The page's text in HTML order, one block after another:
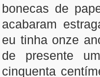
bonecas de
acabaram
eu tinha onze
de presente
cinquenta